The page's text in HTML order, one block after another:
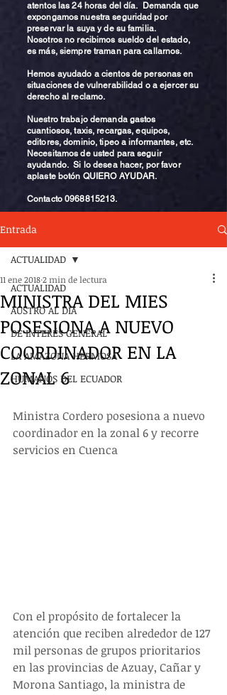
atentos las 24 horas del día. Demanda que
expongamos nuestra seguridad por
preservar la suya y de su familia.
Nosotros no recibimos sueldo del estado,
es más, siempre traman para callarnos.
Hemos ayudado a cientos de personas en
situaciones de vulnerabilidad o a ejercer su
derecho al reclamo.
Nuestro trabajo demanda gastos
cuantiosos, taxis, recargas, equipos,
editores, dominio, tipeo a informantes, etc.
Necesitamos de usted para seguir
ayudando. Si lo desea hacer, por favor
aplaste botón QUIERO AYUDAR.
Contacto0968815213.
Entrada
ACTUALIDAD
AUSTRO AL DÍA
DE INTERÉS GENERAL
LA AMAZONA HERMOSA
HUMANOS DEL ECUADOR
ACTUALIDAD
MINISTRA DEL MIES
POSESIONA A NUEVO
COORDINADOR EN LA
ZONAL 6
11 ene 20182 min de lectura
Ministra Cordero posesiona a nuevo
coordinador en la zonal 6 y recorre
servicios en Cuenca
Con el propósito de fortalecer la
atención que reciben alrededor de 127
mil personas de grupos prioritarios
en las provincias de Azuay, Cañar y
Morona Santiago, la ministra de